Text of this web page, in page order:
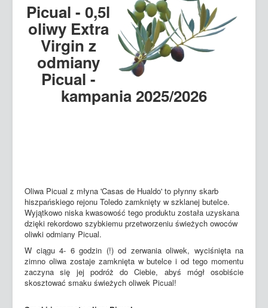
Picual - 0,5l
oliwy Extra
Virgin z
odmiany
Picual -
kampania 2025/2026
Oliwa Picual z młyna 'Casas de Hualdo' to płynny skarb
hiszpańskiego rejonu Toledo zamknięty w szklanej butelce.
Wyjątkowo niska kwasowość tego produktu została uzyskana
dzięki rekordowo szybkiemu przetworzeniu świeżych owoców
oliwki odmiany Picual.
W ciągu 4- 6 godzin (!) od zerwania oliwek, wyciśnięta na
zimno oliwa zostaje zamknięta w butelce i od tego momentu
zaczyna się jej podróż do Ciebie, abyś mógł osobiście
skosztować smaku świeżych oliwek Picual!